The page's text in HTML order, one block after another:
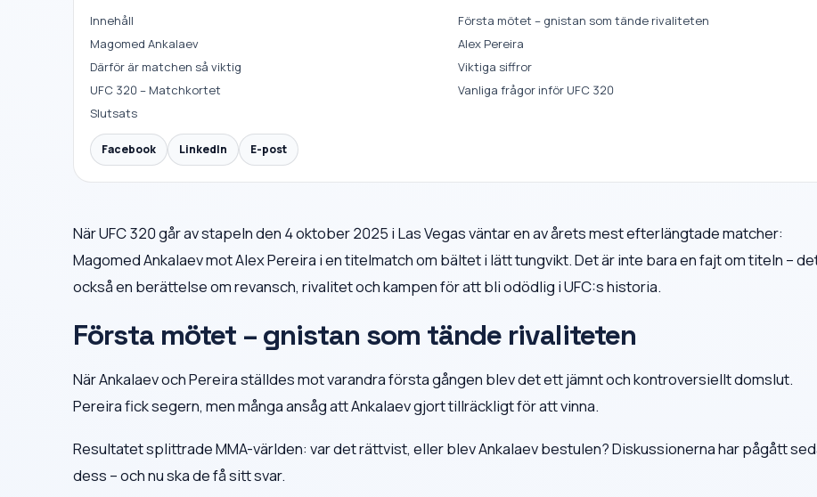
Innehåll
Första mötet – gnistan som tände rivaliteten
Magomed Ankalaev
Alex Pereira
Därför är matchen så viktig
Viktiga siffror
UFC 320 – Matchkortet
Vanliga frågor inför UFC 320
Slutsats
Facebook LinkedIn E-post
När UFC 320 går av stapeln den 4 oktober 2025 i Las Vegas väntar en av årets mest efterlängtade matcher:
Magomed Ankalaev mot Alex Pereira i en titelmatch om bältet i lätt tungvikt. Det är inte bara en fajt om titeln –
också en berättelse om revansch, rivalitet och kampen för att bli odödlig i UFC:s historia.
Första mötet – gnistan som tände rivaliteten
När Ankalaev och Pereira ställdes mot varandra första gången blev det ett jämnt och kontroversiellt domslut.
Pereira fick segern, men många ansåg att Ankalaev gjort tillräckligt för att vinna.
Resultatet splittrade MMA-världen: var det rättvist, eller blev Ankalaev bestulen? Diskussionerna har pågått
dess – och nu ska de få sitt svar.